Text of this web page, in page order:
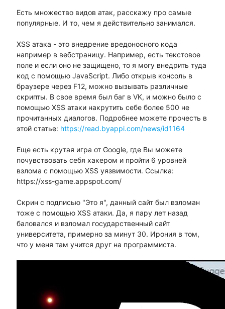
Есть множество видов атак, расскажу про самые
популярные. И то, чем я действительно занимался.
XSS атака - это внедрение вредоносного кода
например в вебстраницу. Например, есть текстовое
поле и если оно не защищено, то я могу внедрить туда
код с помощью JavaScript. Либо открыв консоль в
браузере через F12, можно вызывать различные
скрипты. В свое время был баг в VK, и можно было с
помощью XSS атаки накрутить себе более 500 не
прочитанных диалогов. Подробнее можете прочесть в
этой статье: https://read.byappi.com/news/id1164
Еще есть крутая игра от Google, где Вы можете
почувствовать себя хакером и пройти 6 уровней
взлома с помощью XSS уязвимости. Ссылка:
https://xss-game.appspot.com/
Скрин с подписью "Это я", данный сайт был взломан
тоже с помощью XSS атаки. Да, я пару лет назад
баловался и взломал государственный сайт
университета, примерно за минут 30. Ирония в том,
что у меня там учится друг на программиста.